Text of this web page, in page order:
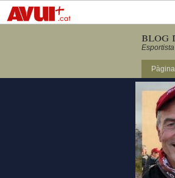
blog